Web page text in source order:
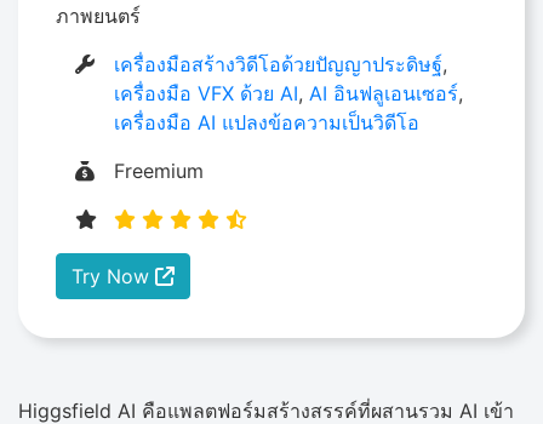
ภาพยนตร์
เครื่องมือสร้างวิดีโอด้วยปัญญาประดิษฐ์,
เครื่องมือ VFX ด้วย AI, AI อินฟลูเอนเซอร์,
เครื่องมือ AI แปลงข้อความเป็นวิดีโอ
Freemium
Try Now
Higgsfield AI คือแพลตฟอร์มสร้างสรรค์ที่ผสานรวม AI เข้า